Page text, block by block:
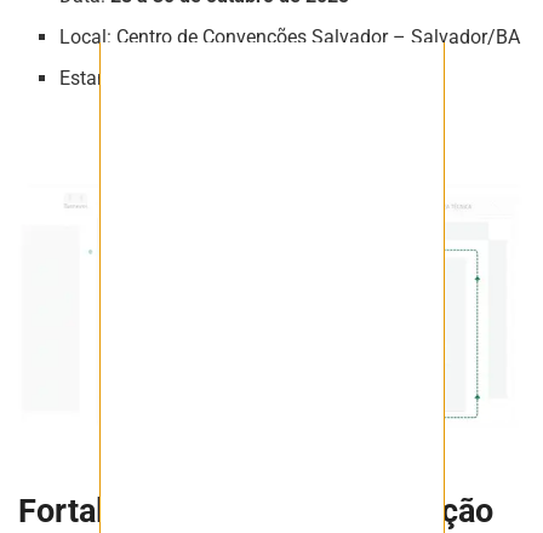
Local: Centro de Convenções Salvador – Salvador/BA
Estande Jazida:
Fortaleça o Futuro da mineração